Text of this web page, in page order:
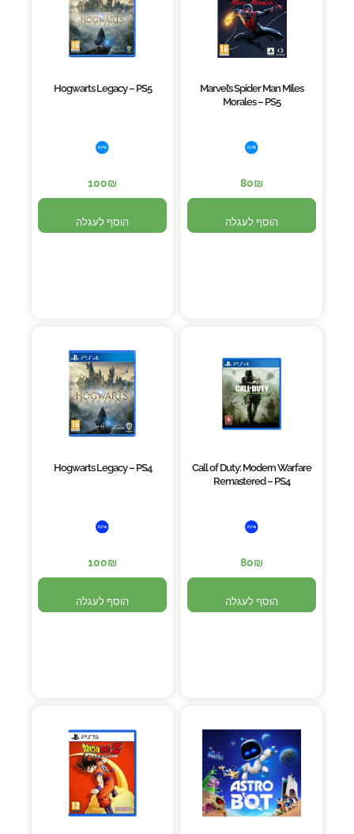
Marvel’s Spider Man Miles
Morales – PS5
80₪
הוסף לעגלה
Hogwarts Legacy – PS5
100₪
הוסף לעגלה
Call of Duty: Modern Warfare
Remastered – PS4
80₪
הוסף לעגלה
Hogwarts Legacy – PS4
100₪
הוסף לעגלה